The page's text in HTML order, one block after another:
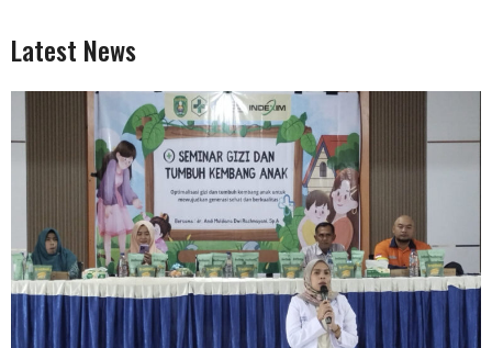
Latest News